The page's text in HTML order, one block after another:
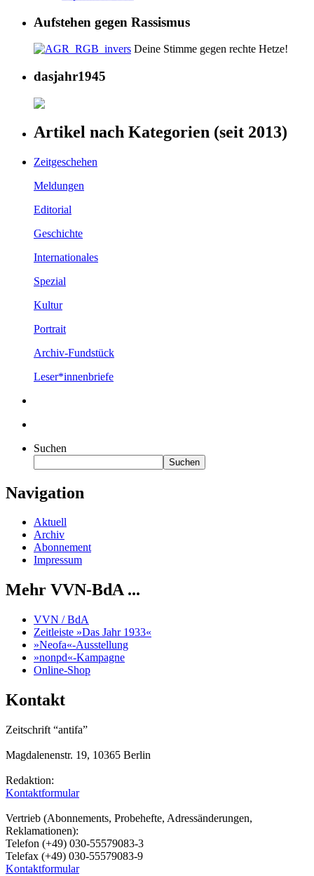
Aufstehen gegen Rassismus
Deine Stimme gegen rechte Hetze!
dasjahr1945
Artikel nach Kategorien (seit 2013)
Zeitgeschehen
Meldungen
Editorial
Geschichte
Internationales
Spezial
Kultur
Portrait
Archiv-Fundstück
Leser*innenbriefe
Suchen
Suchen
Navigation
Aktuell
Archiv
Abonnement
Impressum
Mehr VVN-BdA ...
VVN / BdA
Zeitleiste »Das Jahr 1933«
»Neofa«-Ausstellung
»nonpd«-Kampagne
Online-Shop
Kontakt
Zeitschrift “antifa”
Magdalenenstr. 19, 10365 Berlin
Redaktion:
Kontaktformular
Vertrieb (Abonnements, Probehefte, Adressänderungen,
Reklamationen):
Telefon (+49) 030-55579083-3
Telefax (+49) 030-55579083-9
Kontaktformular